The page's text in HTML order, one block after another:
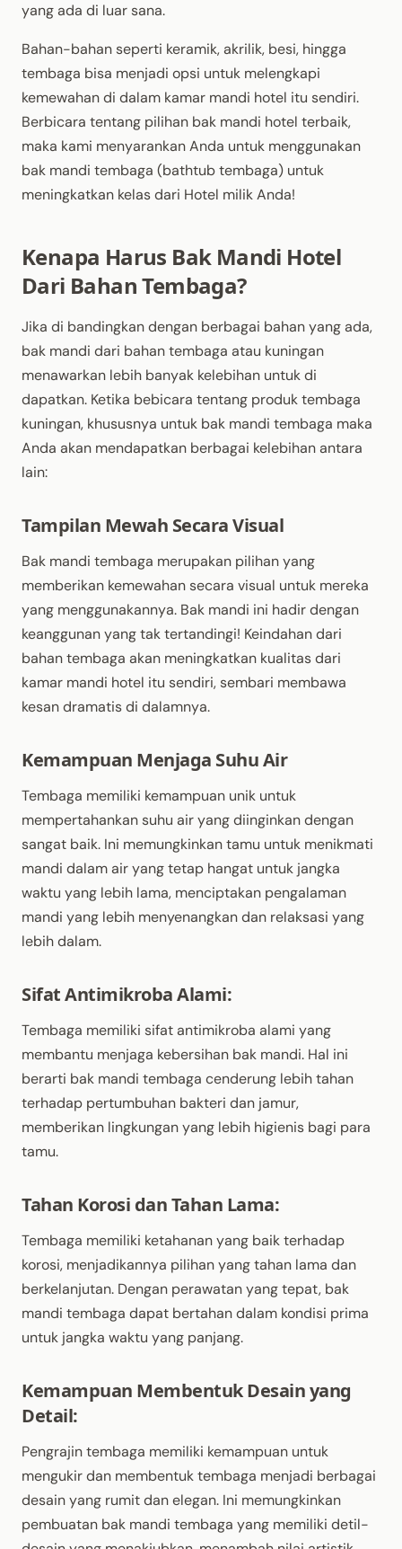
yang ada di luar sana.
Bahan-bahan seperti keramik, akrilik, besi, hingga
tembaga bisa menjadi opsi untuk melengkapi
kemewahan di dalam kamar mandi hotel itu sendiri.
Berbicara tentang pilihan bak mandi hotel terbaik,
maka kami menyarankan Anda untuk menggunakan
bak mandi tembaga (bathtub tembaga) untuk
meningkatkan kelas dari Hotel milik Anda!
Kenapa Harus Bak Mandi Hotel
Dari Bahan Tembaga?
Jika di bandingkan dengan berbagai bahan yang ada,
bak mandi dari bahan tembaga atau kuningan
menawarkan lebih banyak kelebihan untuk di
dapatkan. Ketika bebicara tentang produk tembaga
kuningan, khususnya untuk bak mandi tembaga maka
Anda akan mendapatkan berbagai kelebihan antara
lain:
Tampilan Mewah Secara Visual
Bak mandi tembaga merupakan pilihan yang
memberikan kemewahan secara visual untuk mereka
yang menggunakannya. Bak mandi ini hadir dengan
keanggunan yang tak tertandingi! Keindahan dari
bahan tembaga akan meningkatkan kualitas dari
kamar mandi hotel itu sendiri, sembari membawa
kesan dramatis di dalamnya.
Kemampuan Menjaga Suhu Air
Tembaga memiliki kemampuan unik untuk
mempertahankan suhu air yang diinginkan dengan
sangat baik. Ini memungkinkan tamu untuk menikmati
mandi dalam air yang tetap hangat untuk jangka
waktu yang lebih lama, menciptakan pengalaman
mandi yang lebih menyenangkan dan relaksasi yang
lebih dalam.
Sifat Antimikroba Alami:
Tembaga memiliki sifat antimikroba alami yang
membantu menjaga kebersihan bak mandi. Hal ini
berarti bak mandi tembaga cenderung lebih tahan
terhadap pertumbuhan bakteri dan jamur,
memberikan lingkungan yang lebih higienis bagi para
tamu.
Tahan Korosi dan Tahan Lama:
Tembaga memiliki ketahanan yang baik terhadap
korosi, menjadikannya pilihan yang tahan lama dan
berkelanjutan. Dengan perawatan yang tepat, bak
mandi tembaga dapat bertahan dalam kondisi prima
untuk jangka waktu yang panjang.
Kemampuan Membentuk Desain yang
Detail:
Pengrajin tembaga memiliki kemampuan untuk
mengukir dan membentuk tembaga menjadi berbagai
desain yang rumit dan elegan. Ini memungkinkan
pembuatan bak mandi tembaga yang memiliki detil-